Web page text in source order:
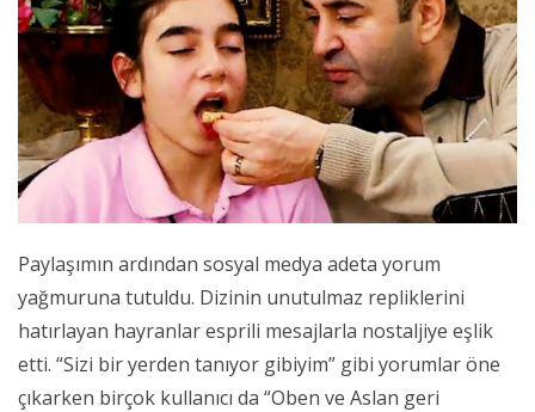
Paylaşımın ardından sosyal medya adeta yorum
yağmuruna tutuldu. Dizinin unutulmaz repliklerini
hatırlayan hayranlar esprili mesajlarla nostaljiye eşlik
etti. “Sizi bir yerden tanıyor gibiyim” gibi yorumlar öne
çıkarken birçok kullanıcı da “Oben ve Aslan geri